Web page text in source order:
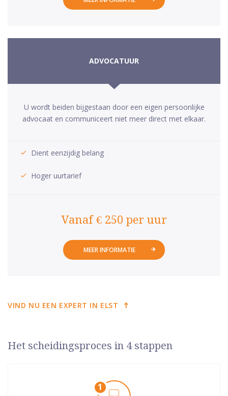
ADVOCATUUR
U wordt beiden bijgestaan door een eigen persoonlijke
advocaat en communiceert niet meer direct met elkaar.
Dient eenzijdig belang
Hoger uurtarief
Vanaf € 250 per uur
MEER INFORMATIE
VIND NU EEN EXPERT IN ELST
Het scheidingsproces in 4 stappen